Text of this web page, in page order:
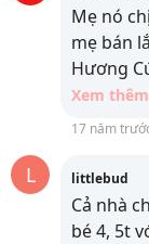
Mẹ nó
mẹ bán
Hương
Xem thêm
17 năm
L littlebud
Cả nhà
bé 4, 5t